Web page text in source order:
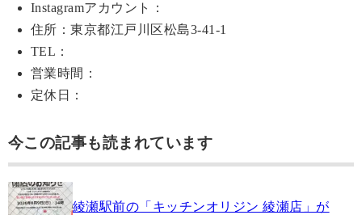
Instagramアカウント：
住所：東京都江戸川区松島3-41-1
TEL：
営業時間：
定休日：
今この記事も読まれています
綾瀬駅前の「キッチンオリジン 綾瀬店」が